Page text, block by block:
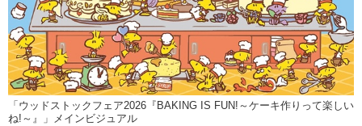
「ウッドストックフェア2026『BAKING IS FUN!～ケーキ作りって楽しい
ね!～』」メインビジュアル